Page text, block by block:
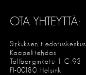
OTA YHTEYTTÄ:
Sirkuksen tiedotuskeskus
Kaapelitehdas
Tallberginkatu 1 C 93
FI-00180 Helsinki